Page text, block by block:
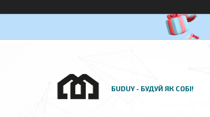
БUDUY - БУДУЙ ЯК СОБІ!